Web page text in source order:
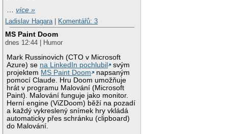
…více »
Ladislav Hagara
Komentářů: 3
MS Paint Doom
dnes 12:44 | Humor
Mark Russinovich (CTO v Microsoft
Azure) se na LinkedIn pochlubil
svým
projektem MS Paint Doom
napsaným
pomocí Claude. Hru Doom umožňuje
hrát v programu Malování (Microsoft
Paint). Malování funguje jako monitor.
Herní engine (ViZDoom) běží na pozadí
a každý vykreslený snímek hry vkládá
automaticky přes schránku (clipboard)
do Malování.